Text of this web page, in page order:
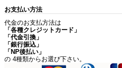
お支払い方法
代金のお支払方法は
「各種クレジットカード」
「代金引換」
「銀行振込」
「NP後払い」
の 4種類からお選び下さい。